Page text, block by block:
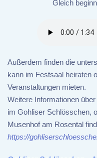
Gleich
Außerdem finden die
kann im Festsaal heiraten
Veranstaltungen mieten.
Weitere Informationen
im Gohliser Schlösschen,
Musenhof am Rosental
https://